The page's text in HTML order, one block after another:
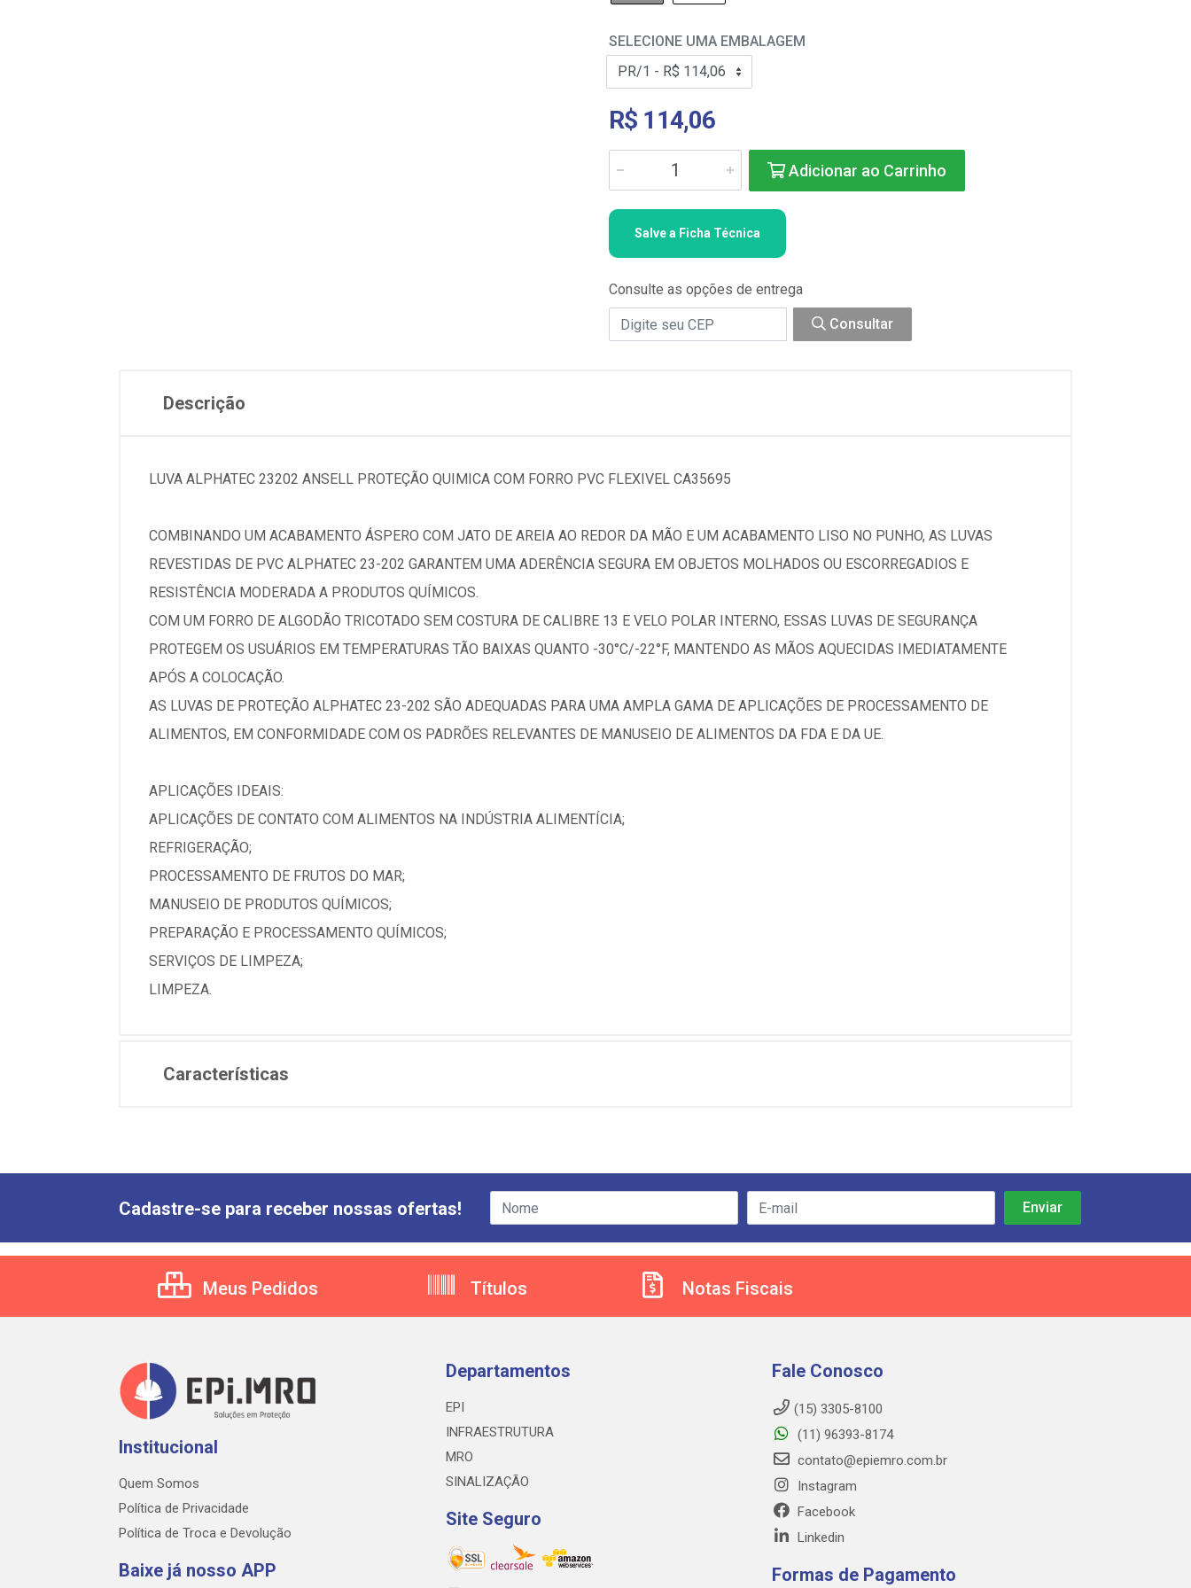
SELECIONE UMA EMBALAGEM
R$ 114,06
Adicionar ao Carrinho
Salve a Ficha Técnica
Consulte as opções de entrega
Consultar
Descrição
LUVA ALPHATEC 23202 ANSELL PROTEÇÃO QUIMICA COM FORRO PVC FLEXIVEL CA35695
COMBINANDO UM ACABAMENTO ÁSPERO COM JATO DE AREIA AO REDOR DA MÃO E UM ACABAMENTO LISO NO PUNHO, AS LUVAS
REVESTIDAS DE PVC ALPHATEC 23-202 GARANTEM UMA ADERÊNCIA SEGURA EM OBJETOS MOLHADOS OU ESCORREGADIOS E
RESISTÊNCIA MODERADA A PRODUTOS QUÍMICOS.
COM UM FORRO DE ALGODÃO TRICOTADO SEM COSTURA DE CALIBRE 13 E VELO POLAR INTERNO, ESSAS LUVAS DE SEGURANÇA
PROTEGEM OS USUÁRIOS EM TEMPERATURAS TÃO BAIXAS QUANTO -30°C/-22°F, MANTENDO AS MÃOS AQUECIDAS IMEDIATAMENTE
APÓS A COLOCAÇÃO.
AS LUVAS DE PROTEÇÃO ALPHATEC 23-202 SÃO ADEQUADAS PARA UMA AMPLA GAMA DE APLICAÇÕES DE PROCESSAMENTO DE
ALIMENTOS, EM CONFORMIDADE COM OS PADRÕES RELEVANTES DE MANUSEIO DE ALIMENTOS DA FDA E DA UE.
APLICAÇÕES IDEAIS:
APLICAÇÕES DE CONTATO COM ALIMENTOS NA INDÚSTRIA ALIMENTÍCIA;
REFRIGERAÇÃO;
PROCESSAMENTO DE FRUTOS DO MAR;
MANUSEIO DE PRODUTOS QUÍMICOS;
PREPARAÇÃO E PROCESSAMENTO QUÍMICOS;
SERVIÇOS DE LIMPEZA;
LIMPEZA.
Características
Cadastre-se para receber nossas ofertas!
Meus Pedidos Títulos Notas Fiscais
Institucional
Quem Somos
Política de Privacidade
Política de Troca e Devolução
Baixe já nosso APP
Departamentos
EPI
INFRAESTRUTURA
MRO
SINALIZAÇÃO
Site Seguro
Fale Conosco
(15) 3305-8100
(11) 96393-8174
contato@epiemro.com.br
Instagram
Facebook
Linkedin
Formas de Pagamento